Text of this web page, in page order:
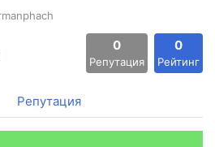
0
Репутация
0
Рейтинг
Репутация